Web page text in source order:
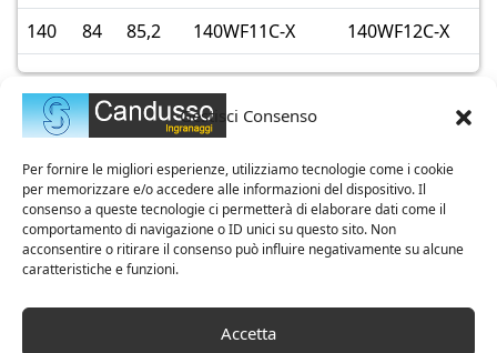
Gestisci Consenso
Per fornire le migliori esperienze, utilizziamo tecnologie come i cookie
per memorizzare e/o accedere alle informazioni del dispositivo. Il
consenso a queste tecnologie ci permetterà di elaborare dati come il
comportamento di navigazione o ID unici su questo sito. Non
acconsentire o ritirare il consenso può influire negativamente su alcune
caratteristiche e funzioni.
Accetta
140
84 85,2 140WF11C-X 140WF12C-X